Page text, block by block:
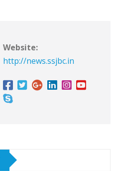
Website:
http://news.ssjbc.in